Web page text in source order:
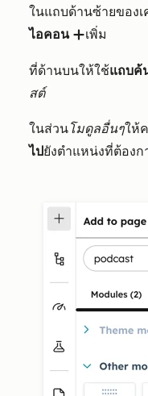
ในแถบด้านซ้ายของ
ไอคอน addเพิ่ม
ที่ด้านบนให้ใช้แถบค้
สต์
ในส่วนโมดูลอื่นๆให้
ไปยังตำแหน่งที่ต้องก